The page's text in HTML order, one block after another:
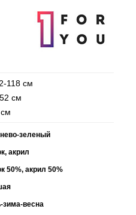
118 см
см
зеленый
акрил
50%, акрил 50%
зима-весна